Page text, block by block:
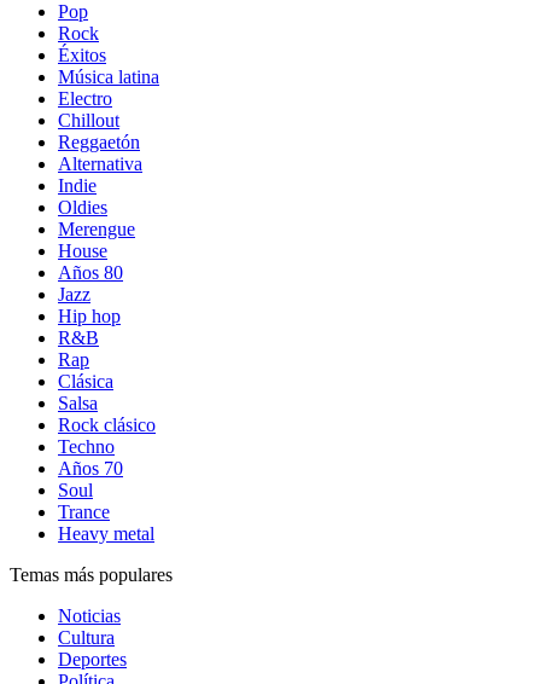
Pop
Rock
Éxitos
Música latina
Electro
Chillout
Reggaetón
Alternativa
Indie
Oldies
Merengue
House
Años 80
Jazz
Hip hop
R&B
Rap
Clásica
Salsa
Rock clásico
Techno
Años 70
Soul
Trance
Heavy metal
Temas más populares
Noticias
Cultura
Deportes